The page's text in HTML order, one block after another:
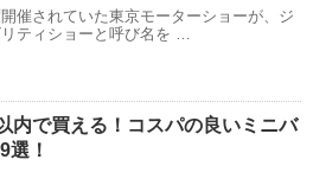
催されていた東京モーターショーが、ジ
リティショーと呼び名を …
内で買える！コスパの良いミニバ
選！